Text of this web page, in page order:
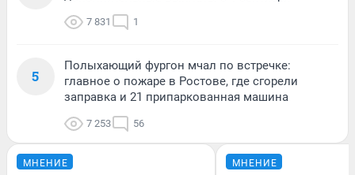
7 831 1
5
Полыхающий фургон мчал по встречке:
главное о пожаре в Ростове, где сгорели
заправка и 21 припаркованная машина
7 253 56
МНЕНИЕ МНЕНИЕ